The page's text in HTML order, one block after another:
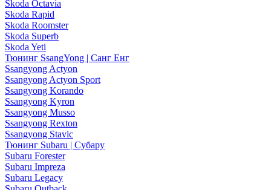
Skoda Octavia
Skoda Rapid
Skoda Roomster
Skoda Superb
Skoda Yeti
Тюнинг SsangYong | Санг Енг
Ssangyong Actyon
Ssangyong Actyon Sport
Ssangyong Korando
Ssangyong Kyron
Ssangyong Musso
Ssangyong Rexton
Ssangyong Stavic
Тюнинг Subaru | Субару
Subaru Forester
Subaru Impreza
Subaru Legacy